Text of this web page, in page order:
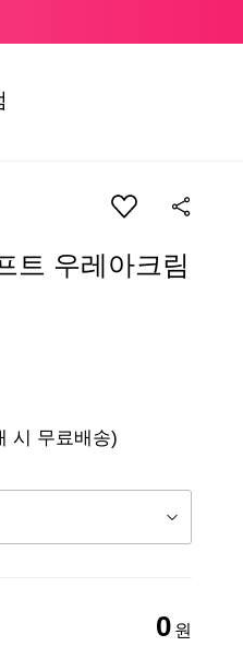
트 우레아크림
시 무료배송)
0 원